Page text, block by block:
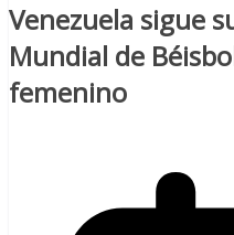
Venezuela sigue
Mundial de
femenino